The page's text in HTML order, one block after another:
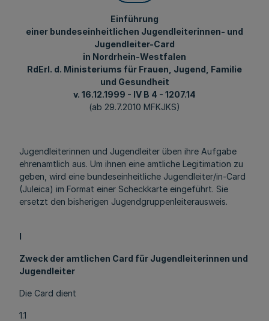
Einführung
einer bundeseinheitlichen Jugendleiterinnen- und
Jugendleiter-Card
in Nordrhein-Westfalen
RdErl. d. Ministeriums für Frauen, Jugend, Familie
und Gesundheit
v. 16.12.1999 - IV B 4 - 1207.14
(ab 29.7.2010 MFKJKS)
Jugendleiterinnen und Jugendleiter üben ihre Aufgabe
ehrenamtlich aus. Um ihnen eine amtliche Legitimation zu
geben, wird eine bundeseinheitliche Jugendleiter/in-Card
(Juleica) im Format einer Scheckkarte eingeführt. Sie
ersetzt den bisherigen Jugendgruppenleiterausweis.
l
Zweck der amtlichen Card für Jugendleiterinnen und
Jugendleiter
Die Card dient
1.1